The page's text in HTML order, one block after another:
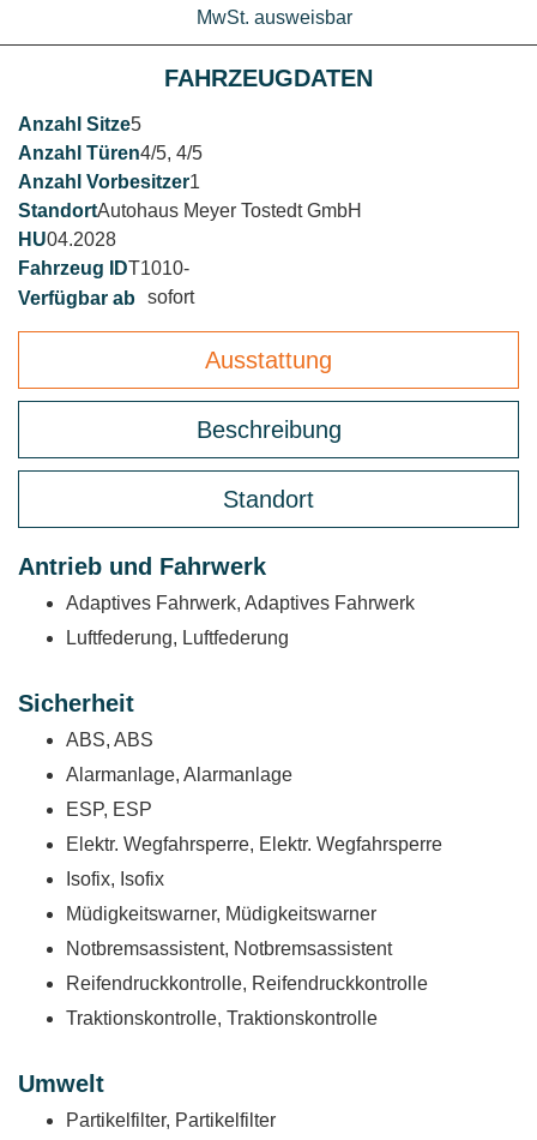
MwSt. ausweisbar
FAHRZEUGDATEN
5
4/5, 4/5
1
Autohaus Meyer Tostedt GmbH
04.2028
T1010-
sofort
Ausstattung
Beschreibung
Standort
Antrieb und Fahrwerk
Adaptives Fahrwerk, Adaptives Fahrwerk
Luftfederung, Luftfederung
Sicherheit
ABS, ABS
Alarmanlage, Alarmanlage
ESP, ESP
Elektr. Wegfahrsperre, Elektr. Wegfahrsperre
Isofix, Isofix
Müdigkeitswarner, Müdigkeitswarner
Notbremsassistent, Notbremsassistent
Reifendruckkontrolle, Reifendruckkontrolle
Traktionskontrolle, Traktionskontrolle
Umwelt
Partikelfilter, Partikelfilter